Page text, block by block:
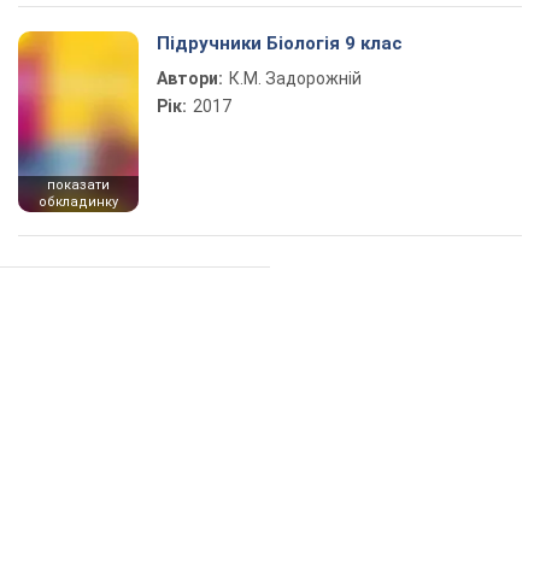
показати
обкладинку
Підручники Біологія 9 клас
Автори: К.М. Задорожній
Рік: 2017